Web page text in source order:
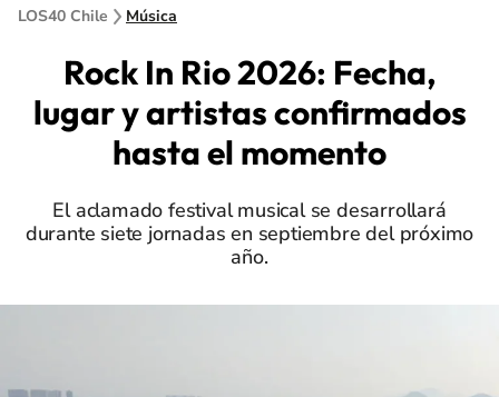
LOS40 Chile Música
Rock In Rio 2026: Fecha,
lugar y artistas confirmados
hasta el momento
El aclamado festival musical se desarrollará
durante siete jornadas en septiembre del próximo
año.